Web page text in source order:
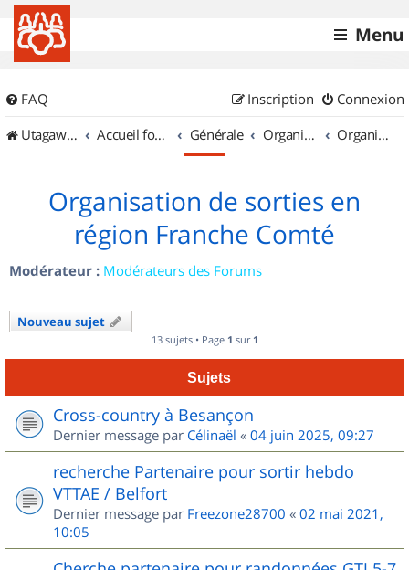
Menu
FAQ Connexion
Inscription
UtagawaVTT (Randos VTT et VTTAE avec traces GPS)
Accueil forum Générale Organisation de sorties & Recherche de partenaires Organisation de sorties en région Franche Comté
Organisation de sorties en
région Franche Comté
Modérateur : Modérateurs des Forums
Nouveau sujet
13 sujets • Page 1 sur 1
Sujets
Cross-country à Besançon
Dernier message par Célinaël « 04 juin 2025, 09:27
recherche Partenaire pour sortir hebdo
VTTAE / Belfort
Dernier message par Freezone28700 « 02 mai 2021,
10:05